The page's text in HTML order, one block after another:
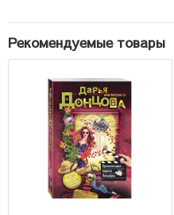
Рекомендуемые товары